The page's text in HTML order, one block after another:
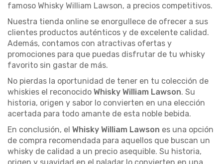
famoso Whisky William Lawson, a precios competitivos.
Nuestra tienda online se enorgullece de ofrecer a sus
clientes productos auténticos y de excelente calidad.
Además, contamos con atractivas ofertas y
promociones para que puedas disfrutar de tu whisky
favorito sin gastar de más.
No pierdas la oportunidad de tener en tu colección de
whiskies el reconocido Whisky William Lawson. Su
historia, origen y sabor lo convierten en una elección
acertada para todo amante de esta noble bebida.
En conclusión, el Whisky William Lawson es una opción
de compra recomendada para aquellos que buscan un
whisky de calidad a un precio asequible. Su historia,